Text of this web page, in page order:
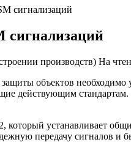
сигнализаций
сигнализаций
производств) На
объектов
действующим
который устанавливает
передачу сигналов и